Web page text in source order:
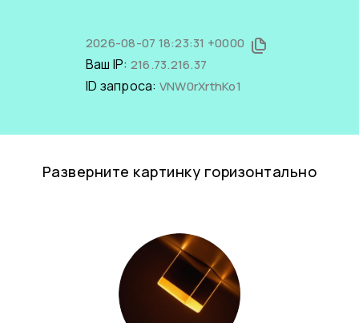
2026-08-07 18:23:31 +0000
Ваш IP: 216.73.216.37
ID запроса: VNW0rXrthKo1
Разверните картинку горизонтально